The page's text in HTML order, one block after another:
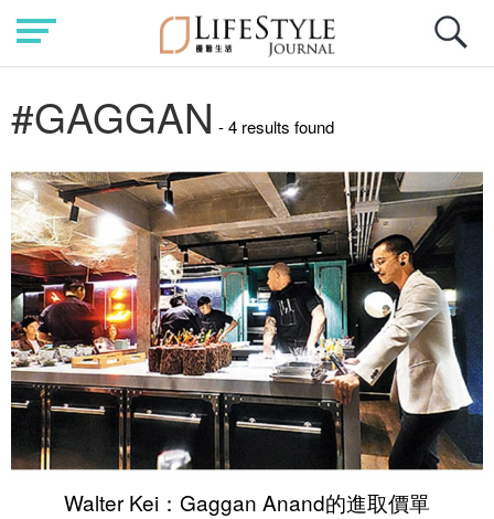
#GAGGAN - 4 results found
Walter Kei：Gaggan Anand的進取價單